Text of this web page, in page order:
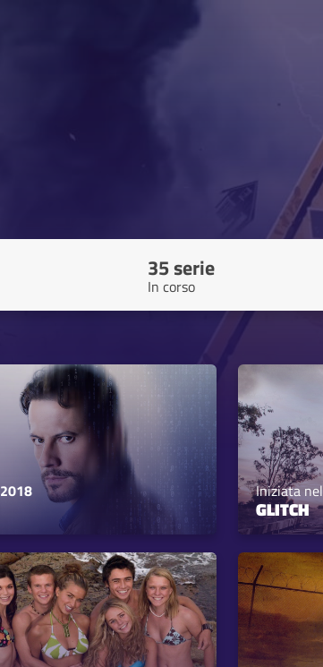
35 serie
In corso
2018 Iniziata nel
GLITCH